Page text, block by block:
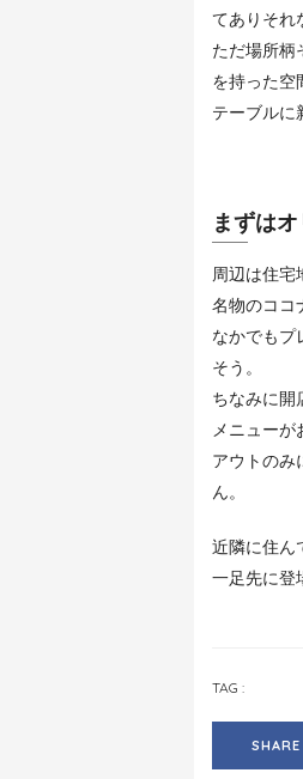
てありそれ
ただ場所柄
を持った空
テーブルに
まずは
周辺は住宅
名物のココ
なかでもプ
そう。
ちなみに開
メニューが
アウトのみ
ん。
近隣に住ん
一足先に登
TAG :